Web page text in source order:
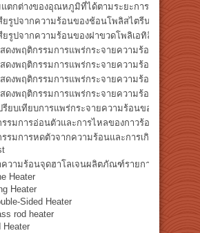
ตกต่างของอุณหภูมิที่ได้ตามระยะการฉายในกระบ
ยรูปจากความร้อนของช้อนโพลิสไตรีนด้วยการให้
ยรูปจากความร้อนของฝาขวดโพลิเอทิลีนด้วยการใ
ดงพฤติกรรมการแพร่กระจายความร้อนของแผ่นอ
ดงพฤติกรรมการแพร่กระจายความร้อนของแผ่นไ
ดงพฤติกรรมการแพร่กระจายความร้อนของแผ่นเ
ดงพฤติกรรมการแพร่กระจายความร้อนของแผ่นท
รียบเทียบการแพร่กระจายความร้อนของวัสดุโลหะ
รมการอ่อนตัวและการไหลของกาวร้อนละลายด้ว
รมการหดตัวจากความร้อนและการเกิดคาร์บอนข
ความร้อนจุดฮาโลเจนผลิตภัณฑ์รายการ
Heater
Heater
Sided Heater
rod heater
Heater